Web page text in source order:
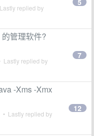
replied by
5
管理软件?
Lastly replied by
7
-Xms -Xmx
• Lastly replied by
12